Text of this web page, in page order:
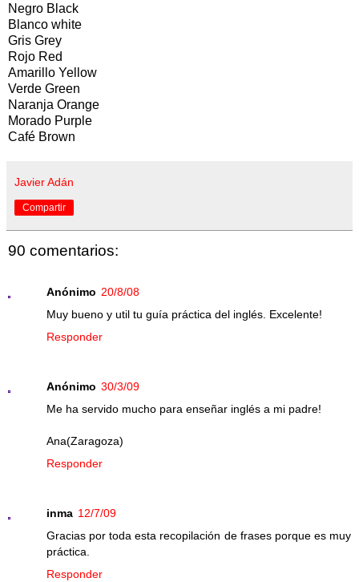
Negro Black
Blanco white
Gris Grey
Rojo Red
Amarillo Yellow
Verde Green
Naranja Orange
Morado Purple
Café Brown
Javier Adán
Compartir
90 comentarios:
Anónimo 20/8/08
Muy bueno y util tu guía práctica del inglés. Excelente!
Responder
Anónimo 30/3/09
Me ha servido mucho para enseñar inglés a mi padre!
Ana(Zaragoza)
Responder
inma 12/7/09
Gracias por toda esta recopilación de frases porque es muy
práctica.
Responder